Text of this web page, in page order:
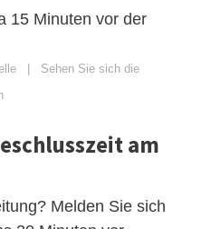
15 Minuten vor der
| Sehen Sie sich die
am
Melden Sie sich